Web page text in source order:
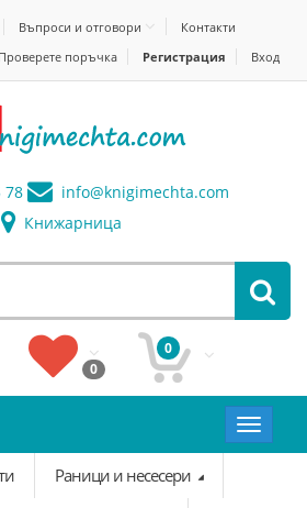
Въпроси и отговори
Контакти
Проверете поръчка Регистрация Вход
78 info@knigimechta.com
Книжарница
0
0
Toggle
Раници и несесери